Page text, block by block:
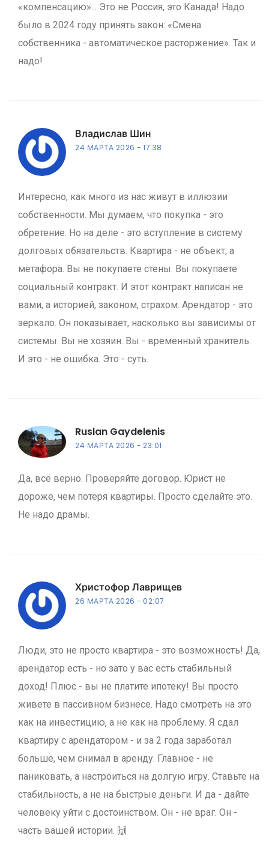
«компенсацию»... Это не Россия, это Канада! Надо
было в 2024 году принять закон: «Смена
собственника - автоматическое расторжение». Так и
надо!
Владислав Шин
24 МАРТА 2026 17:38
Интересно, как много из нас живут в иллюзии
собственности. Мы думаем, что покупка - это
обретение. Но на деле - это вступление в систему
долговых обязательств. Квартира - не объект, а
метафора. Вы не покупаете стены. Вы покупаете
социальный контракт. И этот контракт написан не
вами, а историей, законом, страхом. Арендатор - это
зеркало. Он показывает, насколько вы зависимы от
системы. Вы не хозяин. Вы - временный хранитель.
И это - не ошибка. Это - суть.
Ruslan Gaydelenis
24 МАРТА 2026 23:01
Да, всё верно. Проверяйте договор. Юрист не
дороже, чем потеря квартиры. Просто сделайте это.
Не надо драмы.
Христофор Лаврищев
26 МАРТА 2026 02:07
Люди, это не просто квартира - это возможность! Да,
арендатор есть - но зато у вас есть стабильный
доход! Плюс - вы не платите ипотеку! Вы просто
живете в пассивном бизнесе. Надо смотреть на это
как на инвестицию, а не как на проблему. Я сдал
квартиру с арендатором - и за 2 года заработал
больше, чем снимал в аренду. Главное - не
паниковать, а настроиться на долгую игру. Ставьте на
стабильность, а не на быстрые деньги. И да - дайте
человеку уйти с достоинством. Он - не враг. Он -
часть вашей истории. 🙌